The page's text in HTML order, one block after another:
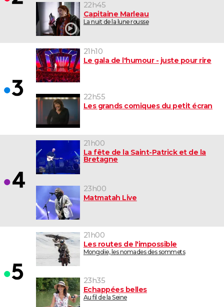
22h45
Capitaine Marleau
La nuit de la lune rousse
21h10
Le gala de l'humour - juste pour rire
22h55
Les grands comiques du petit écran
21h00
La fête de la Saint-Patrick et de la
Bretagne
23h00
Matmatah Live
21h00
Les routes de l'impossible
Mongolie, les nomades des sommets
23h35
Echappées belles
Au fil de la Seine